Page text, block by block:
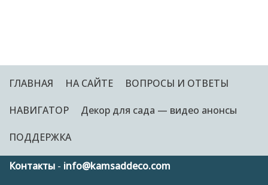
ГЛАВНАЯ НА САЙТЕ ВОПРОСЫ И ОТВЕТЫ
НАВИГАТОР Декор для сада — видео анонсы
ПОДДЕРЖКА
Контакты - info@kamsaddeco.com